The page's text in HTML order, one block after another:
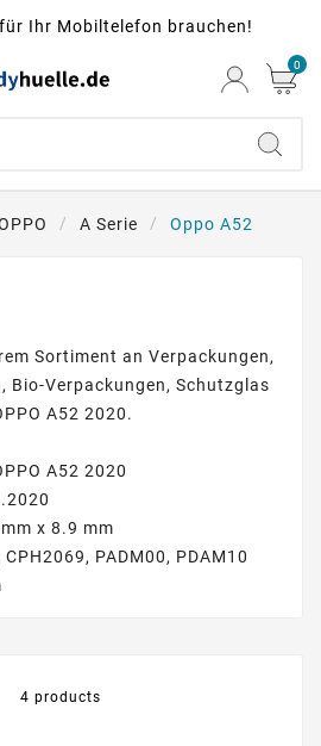
Ihr Mobiltelefon brauchen!
0
A Serie Oppo A52
Sortiment an Verpackungen,
Bio-Verpackungen, Schutzglas
A52 2020.
A52 2020
x 8.9 mm
PADM00, PDAM10
4 products